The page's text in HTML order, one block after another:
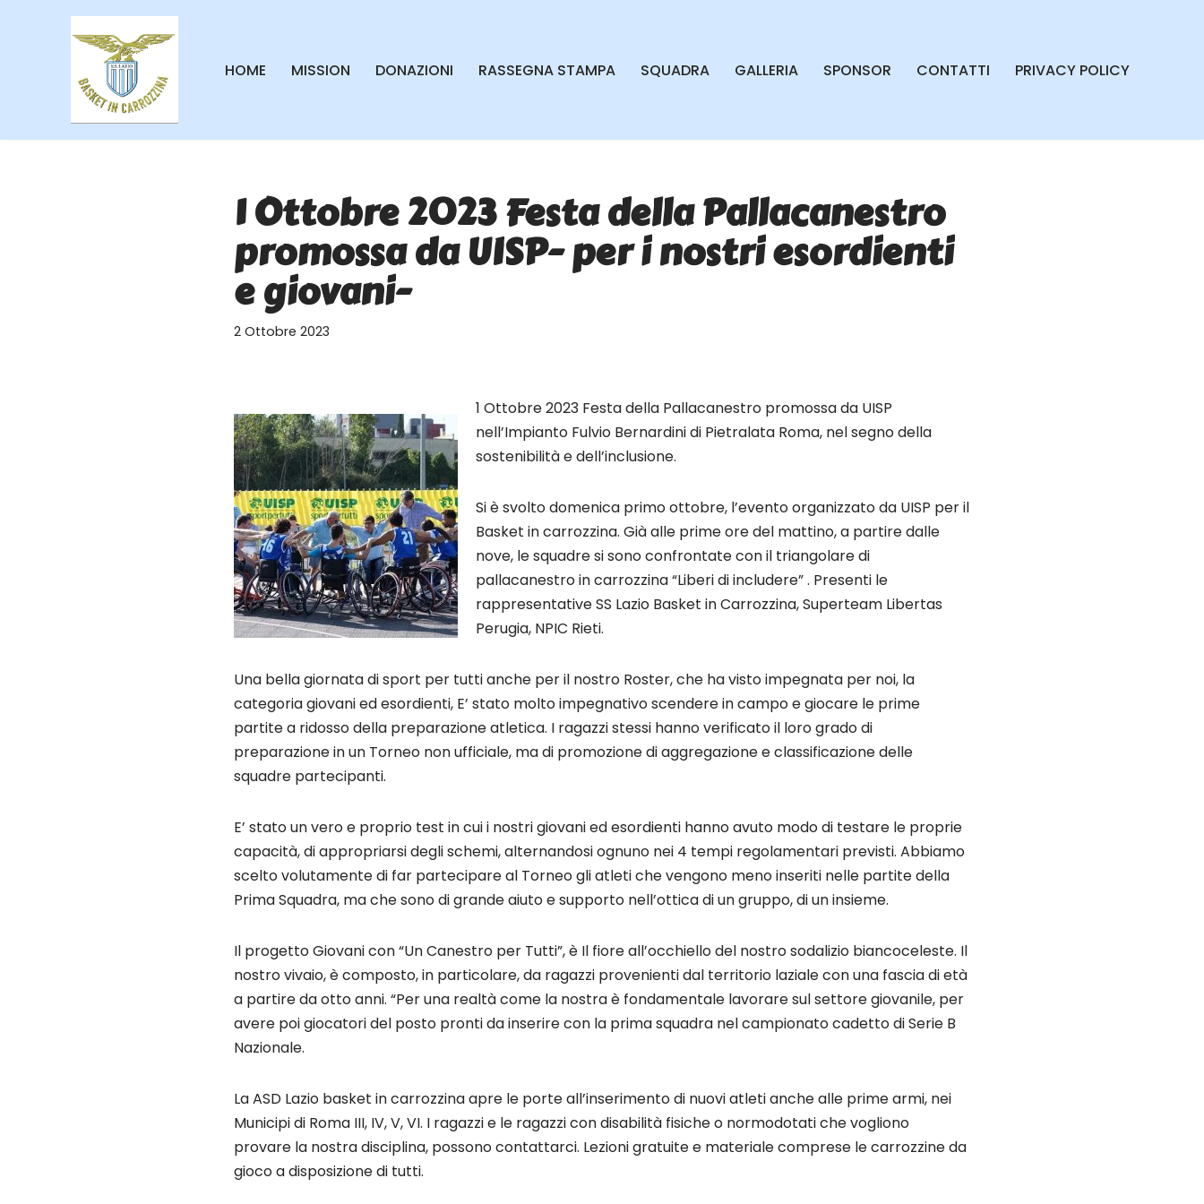
contenuto
HOME MISSION DONAZIONI RASSEGNA STAMPA SQUADRA GALLERIA SPONSOR CONTATTI PRIVACY POLICY
1 Ottobre 2023 Festa della Pallacanestro
promossa da UISP- per i nostri esordienti
e giovani-
2 Ottobre 2023
1 Ottobre 2023 Festa della Pallacanestro promossa da UISP
nell’Impianto Fulvio Bernardini di Pietralata Roma, nel segno della
sostenibilità e dell’inclusione.
Si è svolto domenica primo ottobre, l’evento organizzato da UISP per il
Basket in carrozzina. Già alle prime ore del mattino, a partire dalle
nove, le squadre si sono confrontate con il triangolare di
pallacanestro in carrozzina “Liberi di includere” . Presenti le
rappresentative SS Lazio Basket in Carrozzina, Superteam Libertas
Perugia, NPIC Rieti.
Una bella giornata di sport per tutti anche per il nostro Roster, che ha visto impegnata per noi, la
categoria giovani ed esordienti, E’ stato molto impegnativo scendere in campo e giocare le prime
partite a ridosso della preparazione atletica. I ragazzi stessi hanno verificato il loro grado di
preparazione in un Torneo non ufficiale, ma di promozione di aggregazione e classificazione delle
squadre partecipanti.
E’ stato un vero e proprio test in cui i nostri giovani ed esordienti hanno avuto modo di testare le proprie
capacità, di appropriarsi degli schemi, alternandosi ognuno nei 4 tempi regolamentari previsti. Abbiamo
scelto volutamente di far partecipare al Torneo gli atleti che vengono meno inseriti nelle partite della
Prima Squadra, ma che sono di grande aiuto e supporto nell’ottica di un gruppo, di un insieme.
Il progetto Giovani con “Un Canestro per Tutti”, è Il fiore all’occhiello del nostro sodalizio biancoceleste. Il
nostro vivaio, è composto, in particolare, da ragazzi provenienti dal territorio laziale con una fascia di età
a partire da otto anni. “Per una realtà come la nostra è fondamentale lavorare sul settore giovanile, per
avere poi giocatori del posto pronti da inserire con la prima squadra nel campionato cadetto di Serie B
Nazionale.
La ASD Lazio basket in carrozzina apre le porte all’inserimento di nuovi atleti anche alle prime armi, nei
Municipi di Roma III, IV, V, VI. I ragazzi e le ragazzi con disabilità fisiche o normodotati che vogliono
provare la nostra disciplina, possono contattarci. Lezioni gratuite e materiale comprese le carrozzine da
gioco a disposizione di tutti.